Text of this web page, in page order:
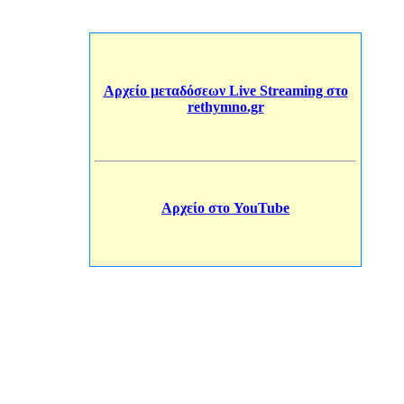
Αρχείο μεταδόσεων Live Streaming στο
rethymno.gr
Αρχείο στο YouTube